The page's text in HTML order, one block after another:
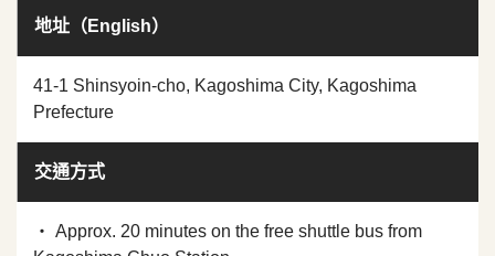
地址（English）
41-1 Shinsyoin-cho, Kagoshima City, Kagoshima
Prefecture
交通方式
・ Approx. 20 minutes on the free shuttle bus from